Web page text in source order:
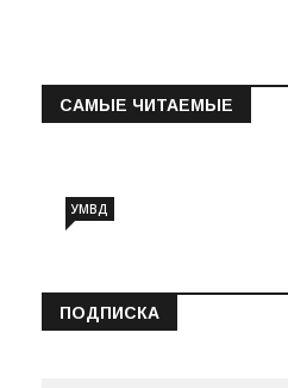
САМЫЕ ЧИТАЕМЫЕ
УМВД
ПОДПИСКА